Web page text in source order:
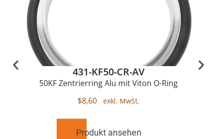
431-KF50-CR-AV
50KF Zentrierring Alu mit Viton O-Ring
$8,60
Produkt ansehen